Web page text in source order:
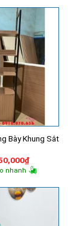
Bày Khung Sắt
₫Giá
hiện
tại
nhanh